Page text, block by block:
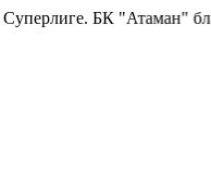
благодарит